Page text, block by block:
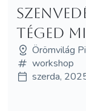
téged
Örömvilág
workshop
szerda,